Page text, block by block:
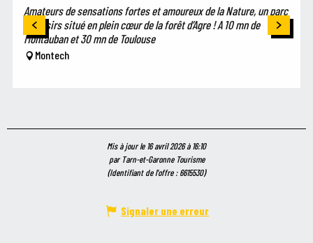
Amateurs de sensations fortes et amoureux de la Nature, un parc
de loisirs situé en plein cœur de la forêt d’Agre ! A 10 mn de
Montauban et 30 mn de Toulouse
Montech
Mis à jour le 16 avril 2026 à 16:10
par Tarn-et-Garonne Tourisme
(Identifiant de l'offre :6615530)
Signaler une erreur